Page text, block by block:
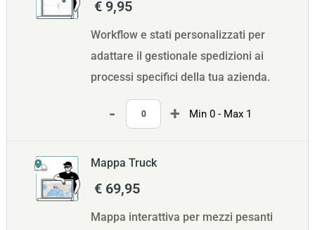
€ 9,95
Workflow e stati personalizzati per
adattare il gestionale spedizioni ai
processi specifici della tua azienda.
Min 0 - Max 1
Mappa Truck
€ 69,95
Mappa interattiva per mezzi pesanti